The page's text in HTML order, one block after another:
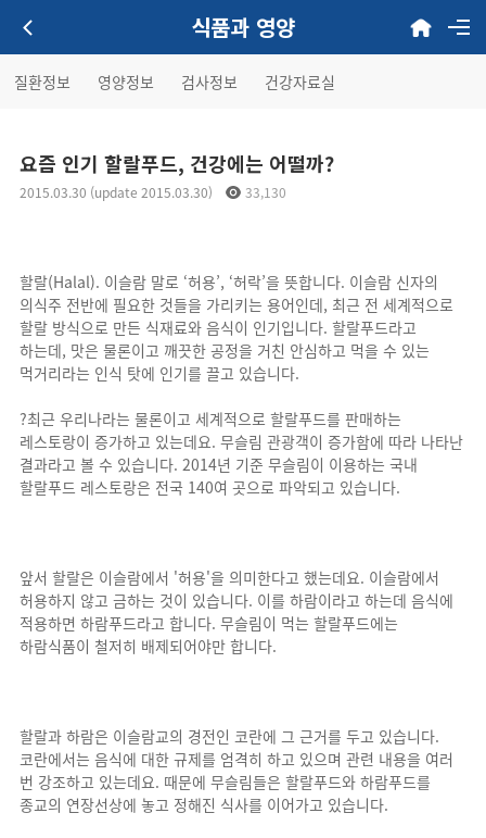
식품과 영양
질환정보 영양정보 검사정보 건강자료실
요즘 인기 할랄푸드, 건강에는 어떨까?
2015.03.30 (update 2015.03.30) 33,130
할랄(Halal). 이슬람 말로 ‘허용’, ‘허락’을 뜻합니다. 이슬람 신자의
의식주 전반에 필요한 것들을 가리키는 용어인데, 최근 전 세계적으로
할랄 방식으로 만든 식재료와 음식이 인기입니다. 할랄푸드라고
하는데, 맛은 물론이고 깨끗한 공정을 거친 안심하고 먹을 수 있는
먹거리라는 인식 탓에 인기를 끌고 있습니다.
?최근 우리나라는 물론이고 세계적으로 할랄푸드를 판매하는
레스토랑이 증가하고 있는데요. 무슬림 관광객이 증가함에 따라 나타난
결과라고 볼 수 있습니다. 2014년 기준 무슬림이 이용하는 국내
할랄푸드 레스토랑은 전국 140여 곳으로 파악되고 있습니다.
앞서 할랄은 이슬람에서 '허용'을 의미한다고 했는데요. 이슬람에서
허용하지 않고 금하는 것이 있습니다. 이를 하람이라고 하는데 음식에
적용하면 하람푸드라고 합니다. 무슬림이 먹는 할랄푸드에는
하람식품이 철저히 배제되어야만 합니다.
할랄과 하람은 이슬람교의 경전인 코란에 그 근거를 두고 있습니다.
코란에서는 음식에 대한 규제를 엄격히 하고 있으며 관련 내용을 여러
번 강조하고 있는데요. 때문에 무슬림들은 할랄푸드와 하람푸드를
종교의 연장선상에 놓고 정해진 식사를 이어가고 있습니다.